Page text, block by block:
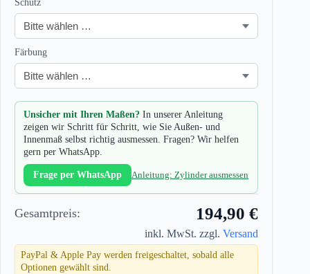
Schutz
Färbung
Unsicher mit Ihren Maßen? In unserer Anleitung
zeigen wir Schritt für Schritt, wie Sie Außen- und
Innenmaß selbst richtig ausmessen. Fragen? Wir helfen
gern per WhatsApp.
Frage per WhatsApp Anleitung: Zylinder ausmessen
Gesamtpreis: 194,90 €
inkl. MwSt. zzgl.Versand
PayPal & Apple Pay werden freigeschaltet, sobald alle
Optionen gewählt sind.